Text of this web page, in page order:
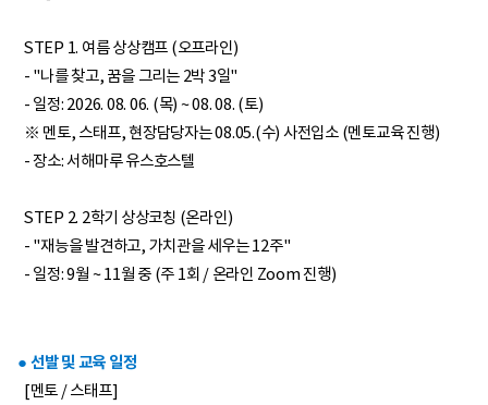
STEP 1. 여름 상상캠프 (오프라인)
- "나를 찾고, 꿈을 그리는 2박 3일"
- 일정: 2026. 08. 06. (목) ~ 08. 08. (토)
※ 멘토, 스태프, 현장담당자는 08.05.(수) 사전입소 (멘토교육 진행)
- 장소: 서해마루 유스호스텔
STEP 2. 2학기 상상코칭 (온라인)
- "재능을 발견하고, 가치관을 세우는 12주"
- 일정: 9월 ~ 11월 중 (주 1회 / 온라인 Zoom 진행)
● 선발 및 교육 일정
[멘토 / 스태프]